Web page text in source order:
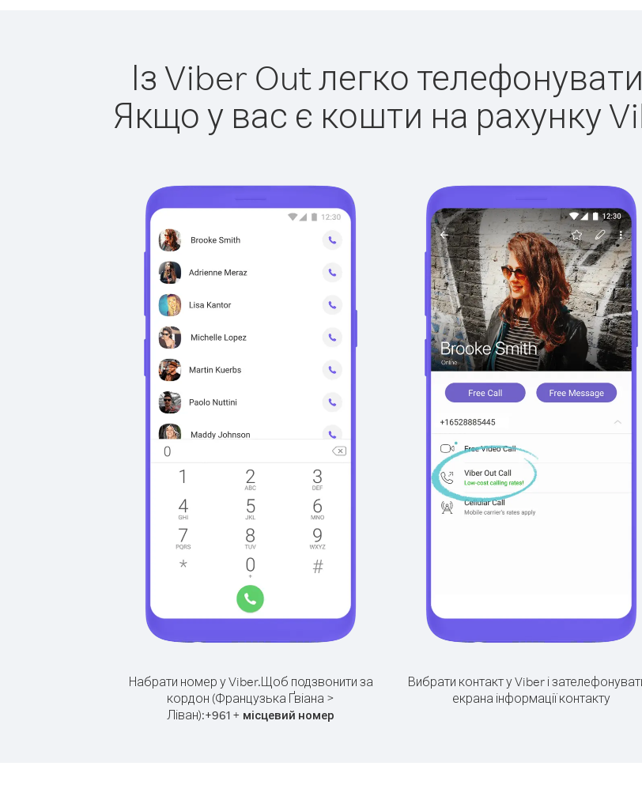
Із Viber Out легко
Якщо у вас є кошти на рахунку
Набрати номер у Viber.Щоб подзвонити за
кордон (Французька Ґвіана >
Ліван):+961 + місцевий номер
Вибрати контакт у Viber і
екрана інформації контакту